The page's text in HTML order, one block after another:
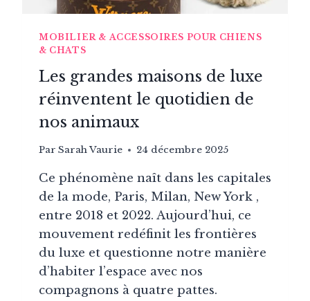
MOBILIER & ACCESSOIRES POUR CHIENS
& CHATS
Les grandes maisons de luxe
réinventent le quotidien de
nos animaux
Par Sarah Vaurie 24 décembre 2025
Ce phénomène naît dans les capitales
de la mode, Paris, Milan, New York ,
entre 2018 et 2022. Aujourd’hui, ce
mouvement redéfinit les frontières
du luxe et questionne notre manière
d’habiter l’espace avec nos
compagnons à quatre pattes.